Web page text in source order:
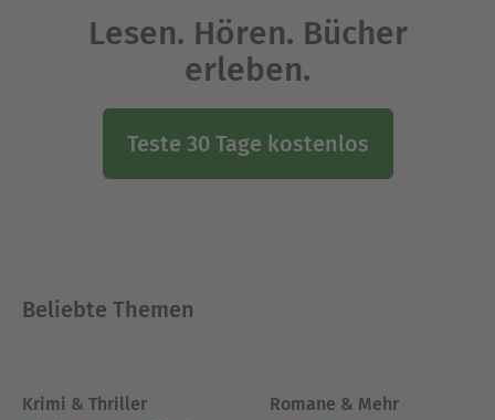
Lesen. Hören. Bücher
erleben.
Teste 30 Tage kostenlos
Beliebte Themen
Krimi & Thriller Romane & Mehr